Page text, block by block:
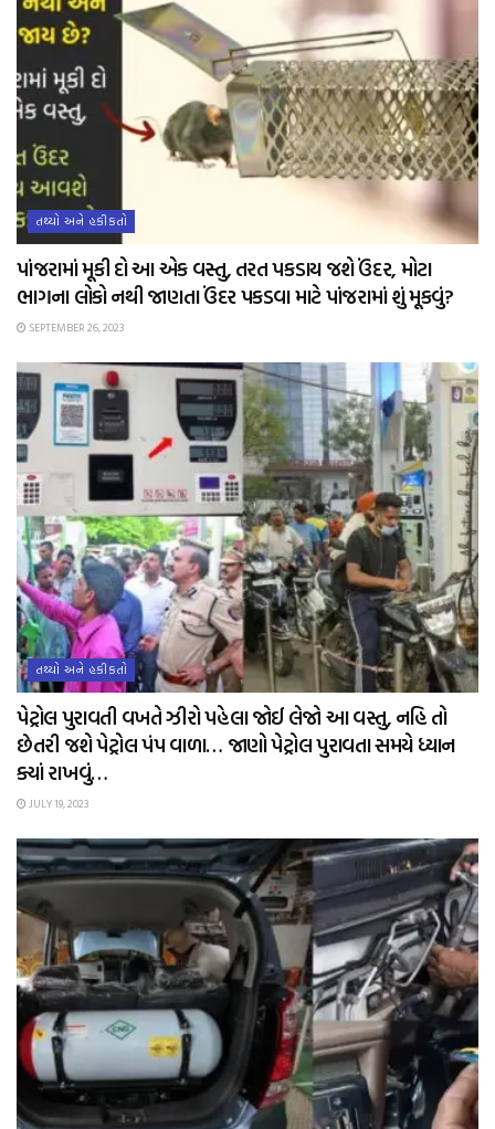
તથ્યો અને હકીકતો
પાંજરામાં મૂકી દો આ એક વસ્તુ, તરત પકડાય જશે ઉંદર, મોટા
ભાગના લોકો નથી જાણતા ઉંદર પકડવા માટે પાંજરામાં શું મૂકવું?
SEPTEMBER 26, 2023
તથ્યો અને હકીકતો
પેટ્રોલ પુરાવતી વખતે ઝીરો પહેલા જોઈ લેજો આ વસ્તુ, નહિ તો
છેતરી જશે પેટ્રોલ પંપ વાળા… જાણો પેટ્રોલ પુરાવતા સમયે ધ્યાન
ક્યાં રાખવું…
JULY 19, 2023